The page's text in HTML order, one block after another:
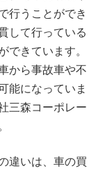
行うことができ
して行っている
できています。
から事故車や不
能になっていま
三森コーポレー
違いは、車の買